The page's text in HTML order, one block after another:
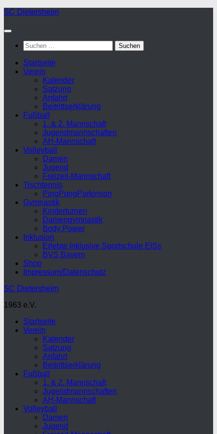
Zum
springen
SC Dietersheim
Suchen
nach:
Startseite
Verein
Kalender
Satzung
Anfahrt
Beitrittserklärung
Fußball
1. & 2. Mannschaft
Jugendmannschaften
AH-Mannschaft
Volleyball
Damen
Jugend
Freizeit-Mannschaft
Tischtennis
PingPongParkinson
Gymnastik
Kinderturnen
Damengymnastik
Body Power
Inklusion
Erlebte Inklusive Sportschule EISs
BVS Bayern
Shop
Impressum/Datenschutz
SC Dietersheim
1963 e.V.
Startseite
Verein
Kalender
Satzung
Anfahrt
Beitrittserklärung
Fußball
1. & 2. Mannschaft
Jugendmannschaften
AH-Mannschaft
Volleyball
Damen
Jugend